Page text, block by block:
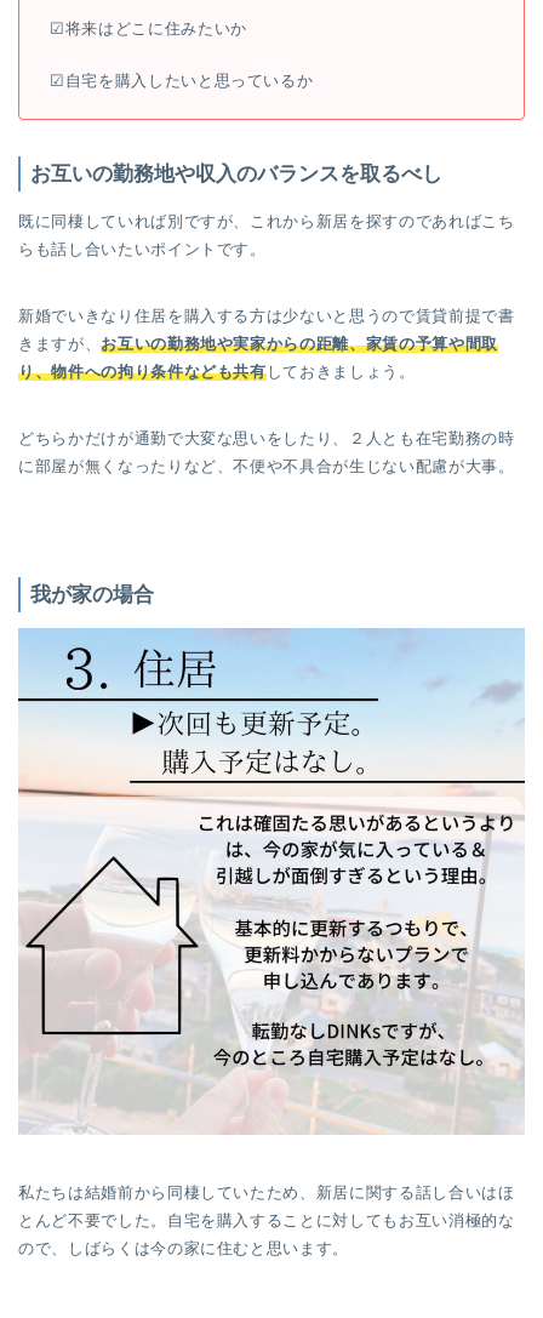
☑︎将来はどこに住みたいか
☑︎自宅を購入したいと思っているか
お互いの勤務地や収入のバランスを取るべし
既に同棲していれば別ですが、これから新居を探すのであればこち
らも話し合いたいポイントです。
新婚でいきなり住居を購入する方は少ないと思うので賃貸前提で書
きますが、お互いの勤務地や実家からの距離、家賃の予算や間取
り、物件への拘り条件なども共有しておきましょう。
どちらかだけが通勤で大変な思いをしたり、２人とも在宅勤務の時
に部屋が無くなったりなど、不便や不具合が生じない配慮が大事。
我が家の場合
私たちは結婚前から同棲していたため、新居に関する話し合いはほ
とんど不要でした。自宅を購入することに対してもお互い消極的な
ので、しばらくは今の家に住むと思います。